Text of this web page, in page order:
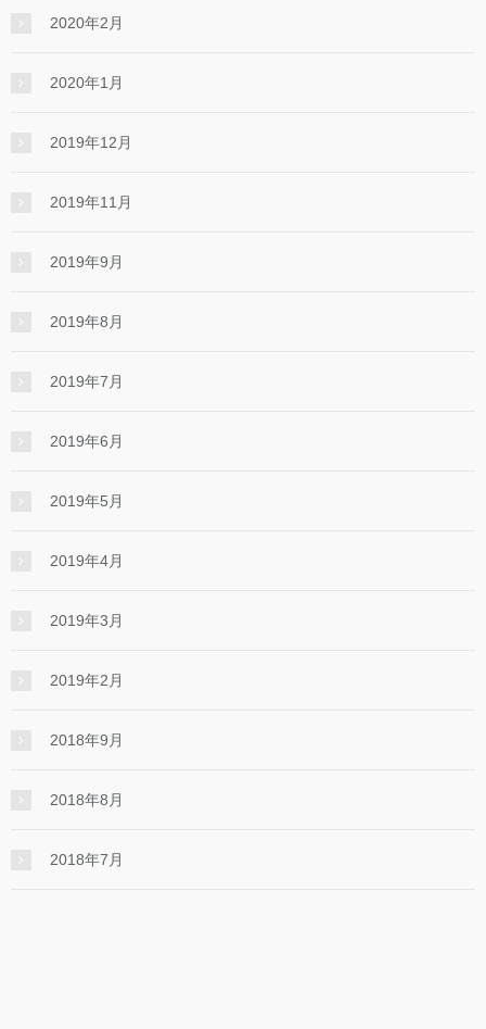
2020年2月
2020年1月
2019年12月
2019年11月
2019年9月
2019年8月
2019年7月
2019年6月
2019年5月
2019年4月
2019年3月
2019年2月
2018年9月
2018年8月
2018年7月